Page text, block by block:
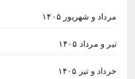
مرداد و شهریور ۱۴۰۵
تیر و مرداد ۱۴۰۵
خرداد و تیر ۱۴۰۵